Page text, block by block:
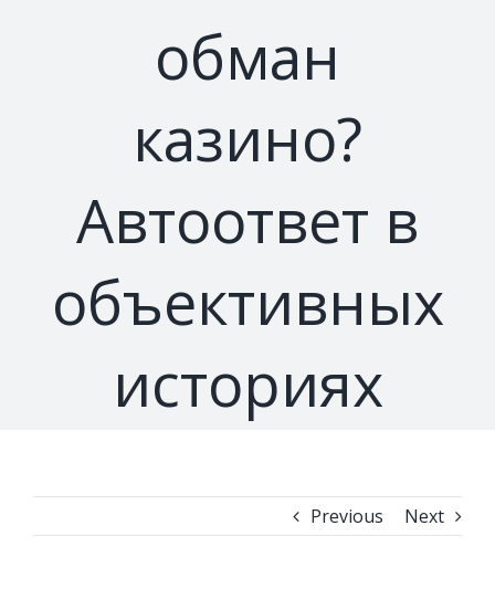
обман
казино?
Автоответ в
объективных
историях
Previous Next